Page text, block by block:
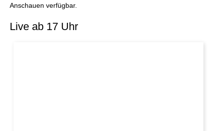
Anschauen verfügbar.
Live ab 17 Uhr